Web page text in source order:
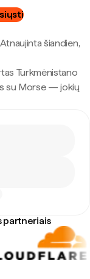
Atnaujinta šiandien,
Turkmėnistano
su Morse — jokių
partneriais